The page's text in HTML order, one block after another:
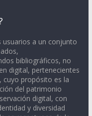
usuarios a un conjunto
bibliográficos, no
digital, pertenecientes
cuyo propósito es la
del patrimonio
digital, con
y diversidad